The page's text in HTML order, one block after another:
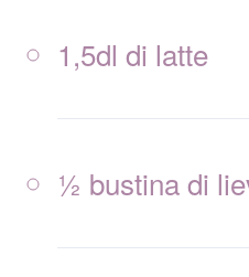
1,5dl di latte
½ bustina di